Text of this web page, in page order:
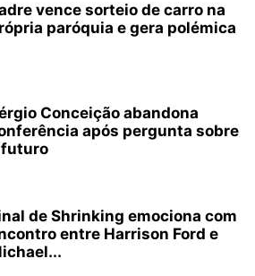
vence sorteio de carro na
paróquia e gera polémica
Conceição abandona
após pergunta sobre
futuro
de Shrinking emociona com
entre Harrison Ford e